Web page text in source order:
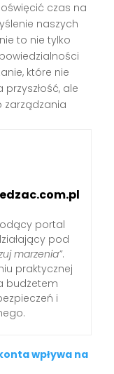
czas na
naszych
to nie tylko
które nie
ale
zarządzania
portal
pod
marzenia”.
praktycznej
budżetem
i
wpływa na